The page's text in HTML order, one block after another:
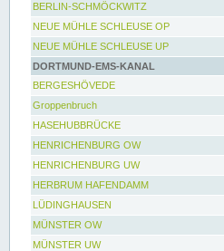
BERLIN-SCHMÖCKWITZ
NEUE MÜHLE SCHLEUSE OP
NEUE MÜHLE SCHLEUSE UP
DORTMUND-EMS-KANAL
BERGESHÖVEDE
Groppenbruch
HASEHUBBRÜCKE
HENRICHENBURG OW
HENRICHENBURG UW
HERBRUM HAFENDAMM
LÜDINGHAUSEN
MÜNSTER OW
MÜNSTER UW